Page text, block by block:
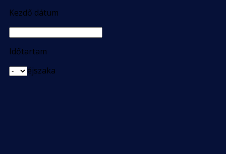
Kezdő dátum
Időtartam
éjszaka